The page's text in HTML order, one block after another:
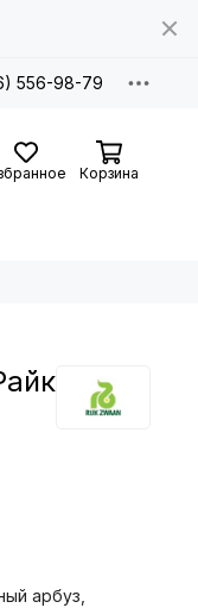
556-98-79
Корзина
арбуз,